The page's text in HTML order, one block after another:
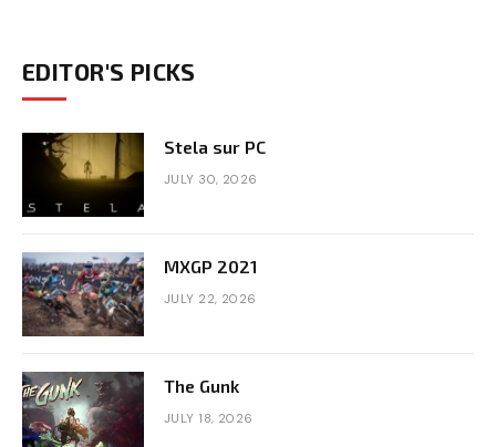
EDITOR'S PICKS
Stela sur PC
JULY 30, 2026
MXGP 2021
JULY 22, 2026
The Gunk
JULY 18, 2026